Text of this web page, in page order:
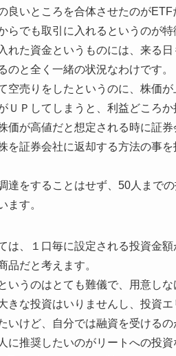
良いところを合体させたのが
らでも取引に入れるというのが特
れた資金というものには、来る
のと全く一緒の状況なわけです。
空売りをしたというのに、株価
ＵＰしてしまうと、利益どころか
価が高値だと想定される時に証
を証券会社に返却する方法の事
達をすることはせず、50人まで
ます。
は、１口毎に設定される投資金
品だと考えます。
いうのはとても難儀で、用意し
きな投資はいりませんし、投資エ
いけど、自分では融資を受ける
に推奨したいのがリートへの投資